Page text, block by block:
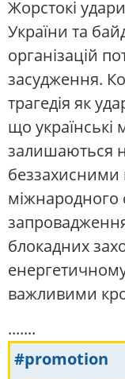
Жорстокі
України та
організацій
засудження.
трагедія як
що українські
залишаються
беззахисними
міжнародного
блокадних
важливими
.......
#promotion